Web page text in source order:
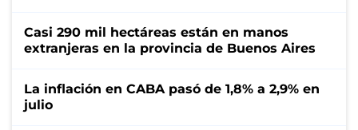
Casi 290 mil hectáreas están en manos
extranjeras en la provincia de Buenos Aires
La inflación en CABA pasó de 1,8% a 2,9% en
julio